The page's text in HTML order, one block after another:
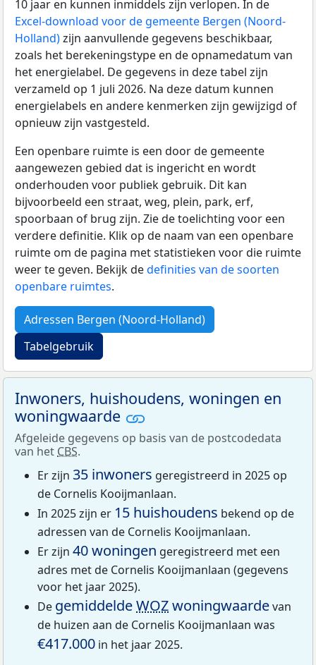
10 jaar en kunnen inmiddels zijn verlopen. In de
Excel-download voor de gemeente Bergen (Noord-
Holland)zijn aanvullende gegevens beschikbaar,
zoals het berekeningstype en de opnamedatum van
het energielabel. De gegevens in deze tabel zijn
verzameld op 1 juli 2026. Na deze datum kunnen
energielabels en andere kenmerken zijn gewijzigd of
opnieuw zijn vastgesteld.
Een openbare ruimte is een door de gemeente
aangewezen gebied dat is ingericht en wordt
onderhouden voor publiek gebruik. Dit kan
bijvoorbeeld een straat, weg, plein, park, erf,
spoorbaan of brug zijn. Zie de toelichting voor een
verdere definitie. Klik op de naam van een openbare
ruimte om de pagina met statistieken voor die ruimte
weer te geven. Bekijk dedefinities van de soorten
openbare ruimtes.
Adressen Bergen (Noord-Holland)
Tabelgebruik
Inwoners, huishoudens, woningen en
woningwaarde
Afgeleide gegevens op basis van de postcodedata
van het CBS.
Er zijn 35 inwoners geregistreerd in 2025 op
de Cornelis Kooijmanlaan.
In 2025 zijn er 15 huishoudens bekend op de
adressen van de Cornelis Kooijmanlaan.
Er zijn 40 woningen geregistreerd met een
adres met de Cornelis Kooijmanlaan (gegevens
voor het jaar 2025).
De gemiddeldeWOZwoningwaardevan
de huizen aan de Cornelis Kooijmanlaan was
€417.000 in het jaar 2025.